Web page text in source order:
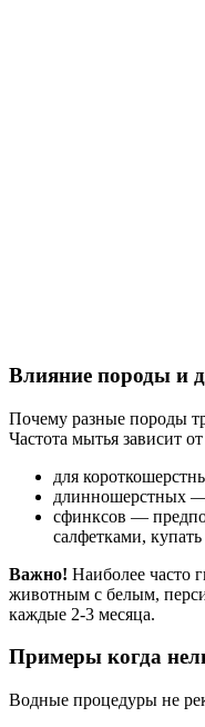
Влияние породы и
Почему разные породы
Частота мытья зависит
для
длинношерстных
сфинксов —
салфетками,
Важно! Наиболее часто
животным с белым,
каждые 2-3 месяца.
Примеры когда
Водные процедуры не